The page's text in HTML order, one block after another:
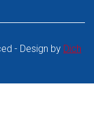
- Design by Dich